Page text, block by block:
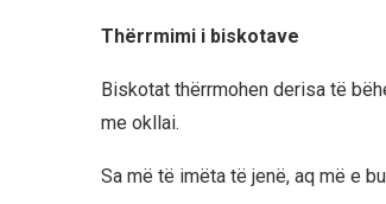
Thërrmimi i biskotave
Biskotat thërrmohen derisa të
me okllai.
Sa më të imëta të jenë, aq më e